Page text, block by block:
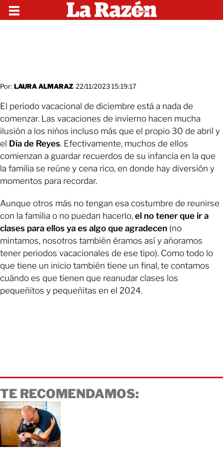
Por: LAURA ALMARAZ 22/11/2023 15:19:17
El periodo vacacional de diciembre está a nada de
comenzar. Las vacaciones de invierno hacen mucha
ilusión a los niños incluso más que el propio 30 de abril y
el Día de Reyes. Efectivamente, muchos de ellos
comienzan a guardar recuerdos de su infancia en la que
la familia se reúne y cena rico, en donde hay diversión y
momentos para recordar.
Aunque otros más no tengan esa costumbre de reunirse
con la familia o no puedan hacerlo, el no tener que ir a
clases para ellos ya es algo que agradecen (no
mintamos, nosotros también éramos así y añoramos
tener periodos vacacionales de ese tipo). Como todo lo
que tiene un inicio también tiene un final, te contamos
cuándo es que tienen que reanudar clases los
pequeñitos y pequeñitas en el 2024.
TE RECOMENDAMOS: